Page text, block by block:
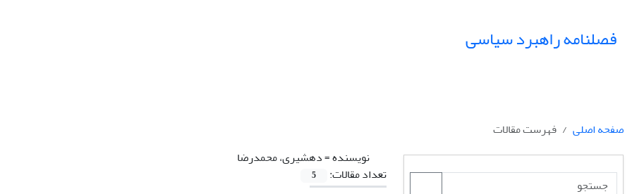
فصلنامه راهبرد سیاسی
صفحه اصلی
فهرست مقالات
نویسنده =دهشیری، محمدرضا
تعداد مقالات:
5